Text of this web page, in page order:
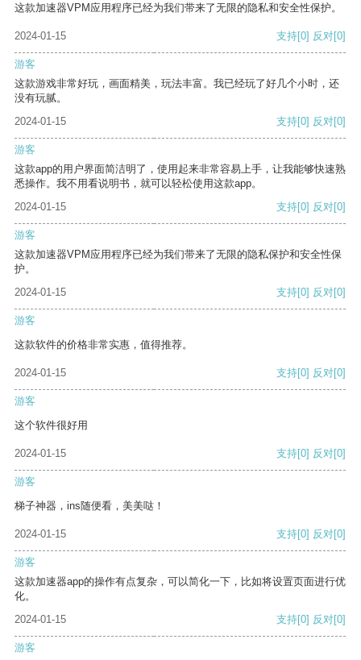
这款加速器VPM应用程序已经为我们带来了无限的隐私和安全性保护。
2024-01-15 支持[0] 反对[0]
游客
这款游戏非常好玩，画面精美，玩法丰富。我已经玩了好几个小时，还
没有玩腻。
2024-01-15
支持[0] 反对[0]
游客
这款app的用户界面简洁明了，使用起来非常容易上手，让我能够快速熟
悉操作。我不用看说明书，就可以轻松使用这款app。
2024-01-15
支持[0] 反对[0]
游客
这款加速器VPM应用程序已经为我们带来了无限的隐私保护和安全性保
护。
2024-01-15
支持[0] 反对[0]
游客
这款软件的价格非常实惠，值得推荐。
2024-01-15 支持[0] 反对[0]
游客
这个软件很好用
2024-01-15 支持[0] 反对[0]
游客
梯子神器，ins随便看，美美哒！
2024-01-15 支持[0] 反对[0]
游客
这款加速器app的操作有点复杂，可以简化一下，比如将设置页面进行优
化。
2024-01-15
支持[0] 反对[0]
游客